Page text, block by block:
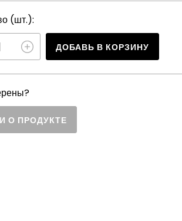
(шт.):
ДОБАВЬ В КОРЗИНУ
О ПРОДУКТЕ